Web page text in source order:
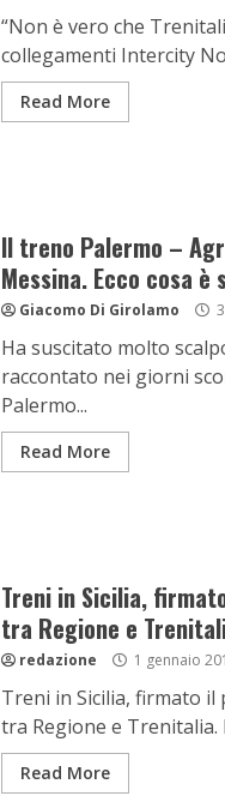
“Non è vero che
collegamenti Intercity
Read More
Il treno Palermo –
Messina. Ecco cosa è
Giacomo Di Girolamo
Ha suscitato molto
raccontato nei giorni
Palermo...
Read More
Treni in Sicilia,
tra Regione e
redazione 1 gennaio
Treni in Sicilia, firmato
tra Regione e Trenitalia.
Read More